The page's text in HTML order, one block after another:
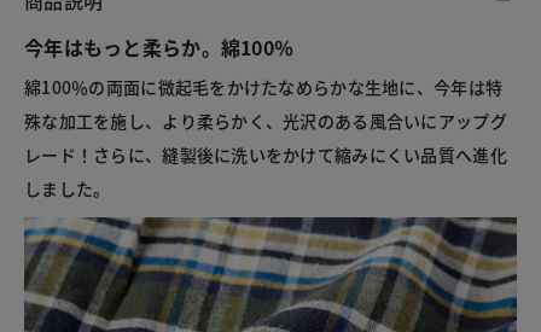
今年はもっと柔らか。綿100％
綿100％の両面に微起毛をかけたなめらかな生地に、今年は特
殊な加工を施し、より柔らかく、光沢のある風合いにアップグ
レード！さらに、縫製後に洗いをかけて縮みにくい品質へ進化
しました。